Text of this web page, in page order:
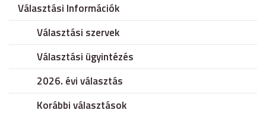
Választási Információk
Választási szervek
Választási ügyintézés
2026. évi választás
Korábbi választások